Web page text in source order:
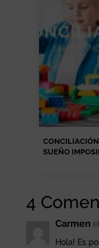
SUEÑO
4
Carmen
Hola! Es